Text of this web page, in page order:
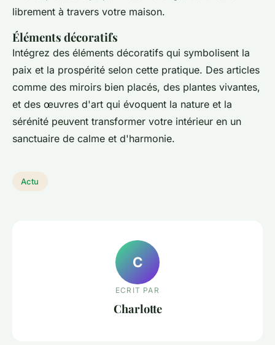
librement à travers votre maison.
Éléments décoratifs
Intégrez des éléments décoratifs qui symbolisent la
paix et la prospérité selon cette pratique. Des articles
comme des miroirs bien placés, des plantes vivantes,
et des œuvres d'art qui évoquent la nature et la
sérénité peuvent transformer votre intérieur en un
sanctuaire de calme et d'harmonie.
Actu
C
ECRIT PAR
Charlotte